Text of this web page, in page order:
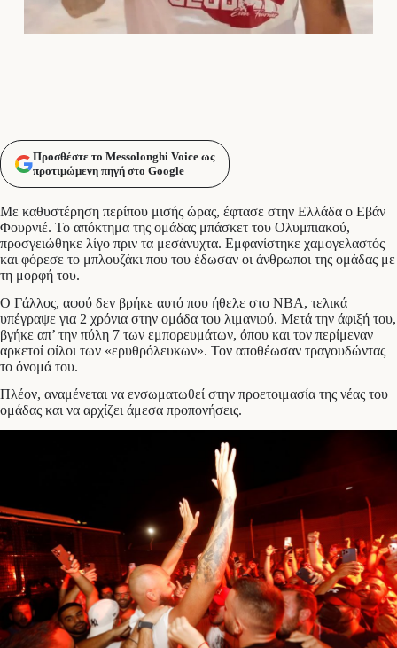
Προσθέστε το Messolonghi Voice ως
προτιμώμενη πηγή στο Google
Με καθυστέρηση περίπου μισής ώρας, έφτασε στην Ελλάδα ο Εβάν
Φουρνιέ. Το απόκτημα της ομάδας μπάσκετ του Ολυμπιακού,
προσγειώθηκε λίγο πριν τα μεσάνυχτα. Εμφανίστηκε χαμογελαστός
και φόρεσε το μπλουζάκι που του έδωσαν οι άνθρωποι της ομάδας με
τη μορφή του.
Ο Γάλλος, αφού δεν βρήκε αυτό που ήθελε στο ΝΒΑ, τελικά
υπέγραψε για 2 χρόνια στην ομάδα του λιμανιού. Μετά την άφιξή του,
βγήκε απ’ την πύλη 7 των εμπορευμάτων, όπου και τον περίμεναν
αρκετοί φίλοι των «ερυθρόλευκων». Τον αποθέωσαν τραγουδώντας
το όνομά του.
Πλέον, αναμένεται να ενσωματωθεί στην προετοιμασία της νέας του
ομάδας και να αρχίζει άμεσα προπονήσεις.